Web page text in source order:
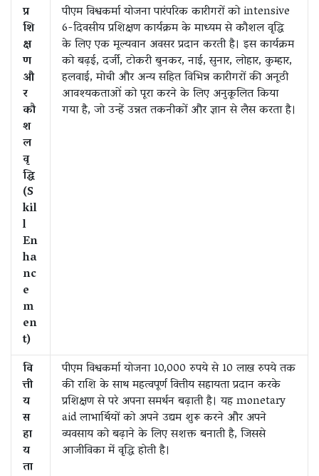
प्र
शि
क्ष
ण
औ
र
कौ
श
ल
वृ
द्धि
(S
kil
l
En
ha
nc
e
m
en
t)
पीएम विश्वकर्मा योजना पारंपरिक कारीगरों को intensive
6-दिवसीय प्रशिक्षण कार्यक्रम के माध्यम से कौशल वृद्धि
के लिए एक मूल्यवान अवसर प्रदान करती है। इस कार्यक्रम
को बढ़ई, दर्जी, टोकरी बुनकर, नाई, सुनार, लोहार, कुम्हार,
हलवाई, मोची और अन्य सहित विभिन्न कारीगरों की अनूठी
आवश्यकताओं को पूरा करने के लिए अनुकूलित किया
गया है, जो उन्हें उन्नत तकनीकों और ज्ञान से लैस करता है।
वि
त्ती
य
स
हा
य
ता
पीएम विश्वकर्मा योजना 10,000 रुपये से 10 लाख रुपये तक
की राशि के साथ महत्वपूर्ण वित्तीय सहायता प्रदान करके
प्रशिक्षण से परे अपना समर्थन बढ़ाती है। यह monetary
aid लाभार्थियों को अपने उद्यम शुरू करने और अपने
व्यवसाय को बढ़ाने के लिए सशक्त बनाती है, जिससे
आजीविका में वृद्धि होती है।